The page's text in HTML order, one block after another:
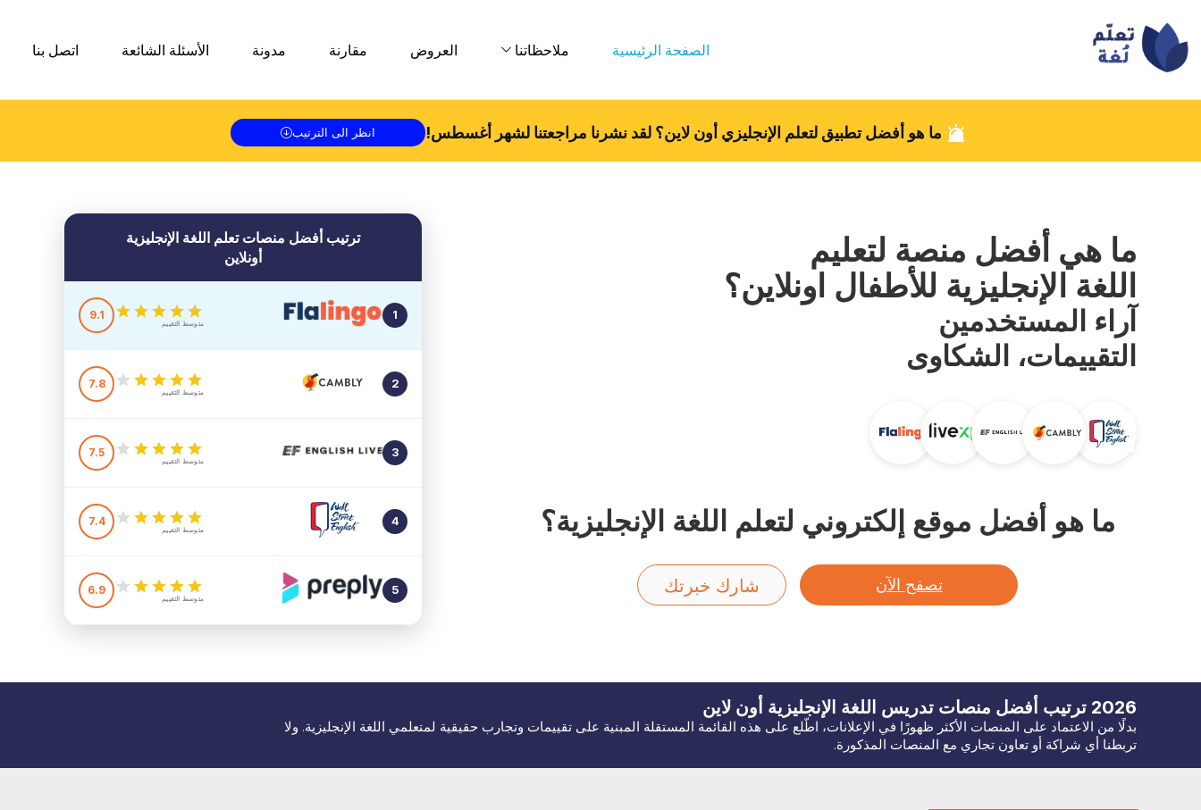
الصفحة الرئيسية ملاحظاتنا العروض مقارنة مدونة الأسئلة الشائعة اتصل بنا
ما هو أفضل تطبيق لتعلم الإنجليزي أون لاين؟ لقد نشرنا مراجعتنا لشهر أغسطس! انظر الى الترتيب
ما هي أفضل منصة لتعليم
اللغة الإنجليزية للأطفال اونلاين؟
آراء المستخدمين
التقييمات، الشكاوى
ما هو أفضل موقع إلكتروني لتعلم اللغة الإنجليزية؟
تصفح الآن شارك خبرتك
ترتيب أفضل منصات تعلم اللغة الإنجليزية
أونلاين
1
متوسط التقييم
9.1
2
متوسط التقييم
7.8
3
متوسط التقييم
7.5
4
متوسط التقييم
7.4
5
متوسط التقييم
6.9
2026 ترتيب أفضل منصات تدريس اللغة الإنجليزية أون لاين
بدلًا من الاعتماد على المنصات الأكثر ظهورًا في الإعلانات، اطّلع على هذه القائمة المستقلة المبنية على تقييمات وتجارب حقيقية لمتعلمي اللغة الإنجليزية. ولا
تربطنا أي شراكة أو تعاون تجاري مع المنصات المذكورة.